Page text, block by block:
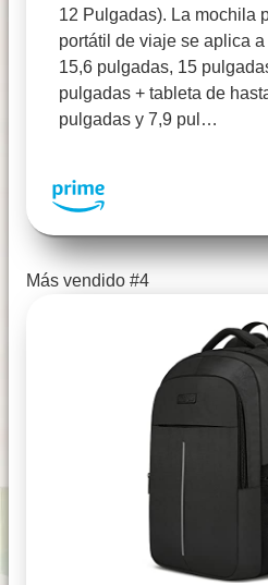
12 Pulgadas). La mochila
portátil de viaje se aplica
15,6 pulgadas, 15
pulgadas + tableta de
pulgadas y 7,9 pul…
Más vendido #4